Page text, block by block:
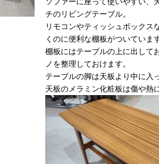
チのリビングテーブル。
リモコンやティッシュボックス
くのに便利な棚板がついています
棚板にはテーブルの上に出して
ノを整理しておけます。
テーブルの脚は天板より中に入
天板のメラミン化粧板は傷や熱